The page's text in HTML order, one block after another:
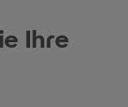
(inkl.
Ihre